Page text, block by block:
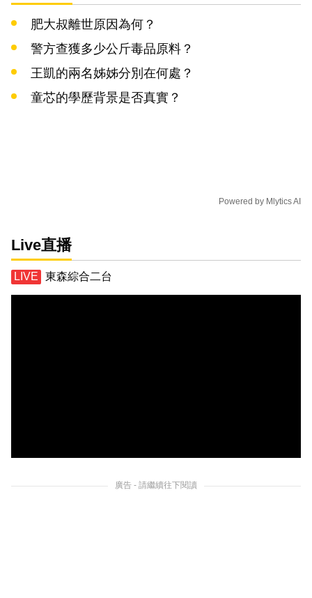
肥大叔離世原因為何？
警方查獲多少公斤毒品原料？
王凱的兩名姊姊分別在何處？
童芯的學歷背景是否真實？
Powered by Mlytics AI
Live直播
東森綜合二台
廣告 - 請繼續往下閱讀